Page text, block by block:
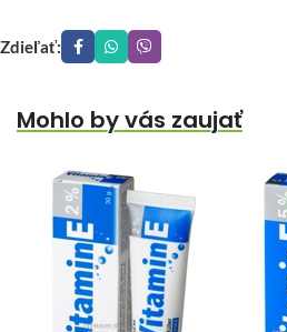
Zdieľať:
Mohlo by vás zaujať